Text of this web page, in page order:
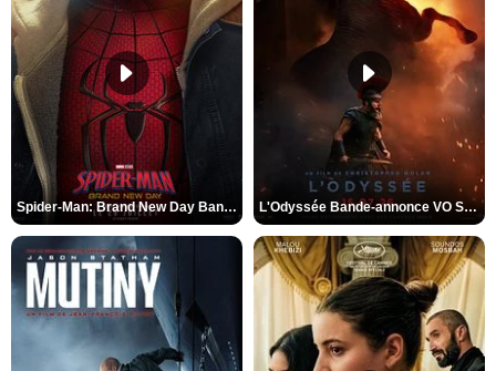
Spider-Man: Brand New Day Bande-annonce VO STFR L'Odyssée Bande-annonce VO STFR